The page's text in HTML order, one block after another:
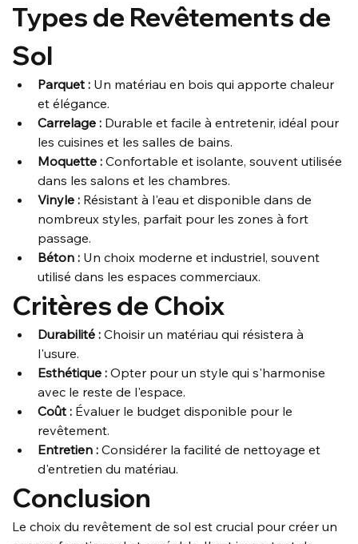
Types de Revêtements de
Sol
Parquet : Un matériau en bois qui apporte chaleur
et élégance.
Carrelage : Durable et facile à entretenir, idéal pour
les cuisines et les salles de bains.
Moquette : Confortable et isolante, souvent utilisée
dans les salons et les chambres.
Vinyle : Résistant à l'eau et disponible dans de
nombreux styles, parfait pour les zones à fort
passage.
Béton : Un choix moderne et industriel, souvent
utilisé dans les espaces commerciaux.
Critères de Choix
Durabilité : Choisir un matériau qui résistera à
l'usure.
Esthétique : Opter pour un style qui s'harmonise
avec le reste de l'espace.
Coût : Évaluer le budget disponible pour le
revêtement.
Entretien : Considérer la facilité de nettoyage et
d'entretien du matériau.
Conclusion
Le choix du revêtement de sol est crucial pour créer un